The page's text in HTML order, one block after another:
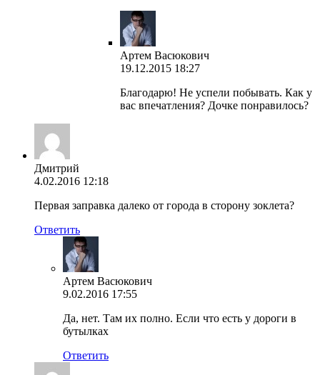
Артем Васюкович
19.12.2015 18:27
Благодарю! Не успели побывать. Как у
вас впечатления? Дочке понравилось?
Дмитрий
4.02.2016 12:18
Первая заправка далеко от города в сторону зоклета?
Ответить
Артем Васюкович
9.02.2016 17:55
Да, нет. Там их полно. Если что есть у дороги в
бутылках
Ответить